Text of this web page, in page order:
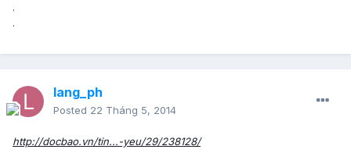
.
.
lang_ph
Posted 22 Tháng 5, 2014
http://docbao.vn/tin...-yeu/29/238128/